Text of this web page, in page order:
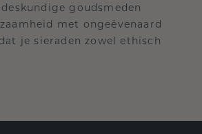
goudsmeden
met ongeëvenaard
je sieraden zowel ethisch